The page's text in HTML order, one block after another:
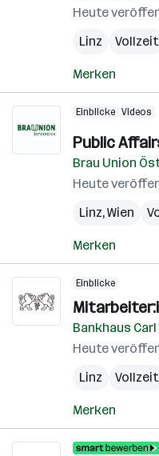
Heute
Linz
Vollzeit
Merken
Einblicke Videos
Public
Brau Union
Heute
Linz,Wien
Merken
Einblicke
Bankhaus
Heute
Linz
Vollzeit
Merken